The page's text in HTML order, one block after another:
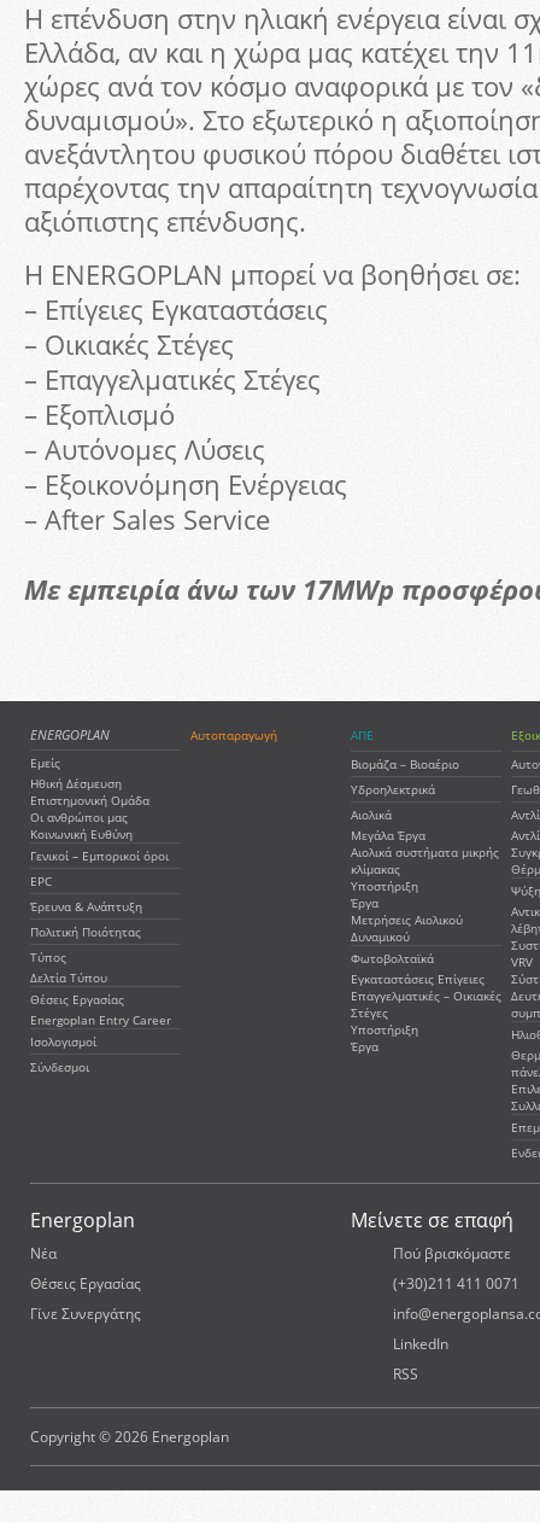
Η επένδυση στην ηλιακή ενέργεια είναι
Ελλάδα, αν και η χώρα μας κατέχει την
χώρες ανά τον κόσμο αναφορικά με τον
δυναμισμού». Στο εξωτερικό η
ανεξάντλητου φυσικού πόρου διαθέτει
παρέχοντας την απαραίτητη
αξιόπιστης επένδυσης.
Η ENERGOPLAN μπορεί να βοηθήσει σε:
– Επίγειες Εγκαταστάσεις
– Οικιακές Στέγες
– Επαγγελματικές Στέγες
– Εξοπλισμό
– Αυτόνομες Λύσεις
– Εξοικονόμηση Ενέργειας
– After Sales Service
Με εμπειρία άνω των 17ΜWp
ENERGOPLAN
Εμείς
Ηθική Δέσμευση
Επιστημονική Ομάδα
Οι ανθρώποι μας
Κοινωνική Ευθύνη
Γενικοί – Εμπορικοί όροι
EPC
Έρευνα & Ανάπτυξη
Πολιτική Ποιότητας
Τύπος
Δελτία Τύπου
Θέσεις Εργασίας
Energoplan Entry Career
Ισολογισμοί
Σύνδεσμοι
Αυτοπαραγωγή
ΑΠΕ
Βιομάζα – Βιοαέριο
Υδροηλεκτρικά
Αιολικά
Μεγάλα Έργα
Αιολικά συστήματα μικρής
κλίμακας
Υποστήριξη
Έργα
Μετρήσεις Αιολικού
Δυναμικού
Φωτοβολταϊκά
Εγκαταστάσεις Επίγειες
Επαγγελματικές – Οικιακές
Στέγες
Υποστήριξη
Έργα
VRV
Energoplan
Νέα
Θέσεις Εργασίας
Γίνε Συνεργάτης
Μείνετε σε επαφή
Πού βρισκόμαστε
(+30)211 411 0071
LinkedIn
RSS
Copyright © 2026 Energoplan